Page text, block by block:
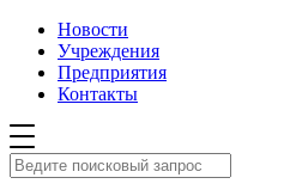
Новости
Учреждения
Предприятия
Контакты